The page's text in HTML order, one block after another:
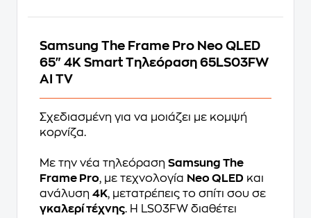
Samsung The Frame Pro Neo QLED
65" 4K Smart Τηλεόραση 65LS03FW
AI TV
Σχεδιασμένη για να μοιάζει με κομψή
κορνίζα.
Με την νέα τηλεόραση Samsung The
Frame Pro, με τεχνολογία Neo QLED και
ανάλυση 4K, μετατρέπεις το σπίτι σου σε
γκαλερί τέχνης. Η LS03FW διαθέτει